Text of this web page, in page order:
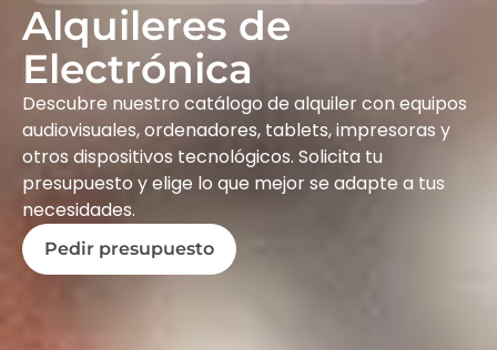
Alquileres de
Electrónica
Descubre nuestro catálogo de alquiler con equipos
audiovisuales, ordenadores, tablets, impresoras y
otros dispositivos tecnológicos. Solicita tu
presupuesto y elige lo que mejor se adapte a tus
necesidades.
Pedir presupuesto